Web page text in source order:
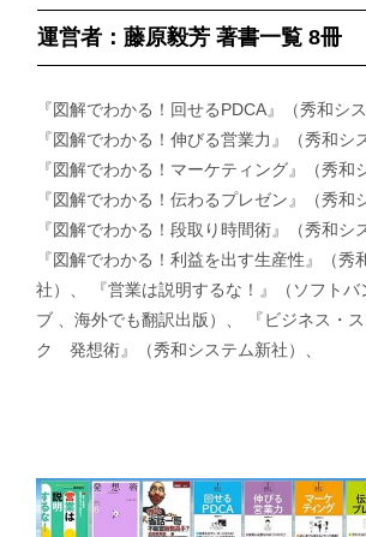
運営者：藤原毅芳 著書一覧 8冊
『図解でわかる！回せるPDCA』（秀和シ
『図解でわかる！伸びる営業力』（秀和シ
『図解でわかる！マーケティング』（秀和
『図解でわかる！伝わるプレゼン』（秀和
『図解でわかる！段取り時間術』（秀和シ
『図解でわかる！利益を出す生産性』（秀
社）、 『営業は説明するな！』（ソフトバ
ブ 、海外でも翻訳出版）、 『ビジネス・
ク 発想術』（秀和システム新社）、